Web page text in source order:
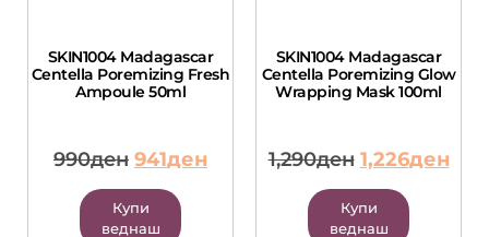
SKIN1004 Madagascar
Centella Poremizing Fresh
Ampoule 50ml
990ден 941ден
Купи
веднаш
SKIN1004 Madagascar
Centella Poremizing Glow
Wrapping Mask 100ml
1,290ден 1,226ден
Купи
веднаш